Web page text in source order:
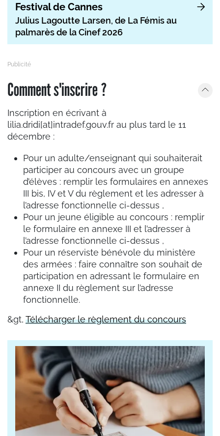
Festival de Cannes
Julius Lagoutte Larsen, de La Fémis au
palmarès de la Cinef 2026
Comment s'inscrire ?
Inscription en écrivant à
lilia.dridi[at]intradef.gouv.fr au plus tard le 11
décembre :
Pour un adulte/enseignant qui souhaiterait
participer au concours avec un groupe
d’élèves : remplir les formulaires en annexes
III bis, IV et V du règlement et les adresser à
l’adresse fonctionnelle ci-dessus ,
Pour un jeune éligible au concours : remplir
le formulaire en annexe III et l’adresser à
l’adresse fonctionnelle ci-dessus ,
Pour un réserviste bénévole du ministère
des armées : faire connaître son souhait de
participation en adressant le formulaire en
annexe II du règlement sur l’adresse
fonctionnelle.
&gt, Télécharger le règlement du concours